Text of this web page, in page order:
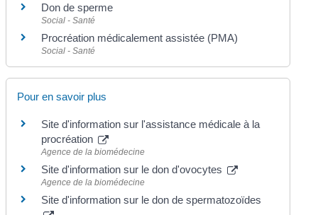
Don de sperme
Social - Santé
Procréation médicalement assistée (PMA)
Social - Santé
Pour en savoir plus
Site d'information sur l'assistance médicale à la
procréation
Agence de la biomédecine
Site d'information sur le don d'ovocytes
Agence de la biomédecine
Site d'information sur le don de spermatozoïdes